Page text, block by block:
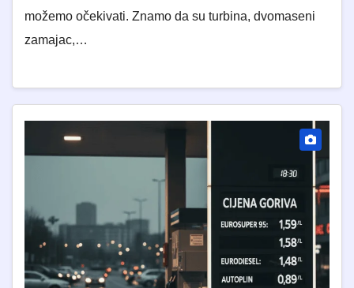
možemo očekivati. Znamo da su turbina, dvomaseni
zamajac,…